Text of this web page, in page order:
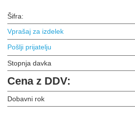
Šifra:
Vprašaj za izdelek
Pošlji prijatelju
Stopnja davka
Cena z DDV:
Dobavni rok